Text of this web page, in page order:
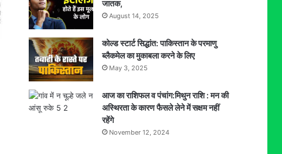
जातक,
August 14, 2025
कोल्ड स्टार्ट सिद्धांत: पाकिस्तान के परमाणु
ब्लैकमेल का मुकाबला करने के लिए
May 3, 2025
आज का राशिफल व पंचांग:मिथुन राशि : मन की
अस्थिरता के कारण फैसले लेने में सक्षम नहीं
रहेंगे
November 12, 2024